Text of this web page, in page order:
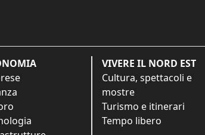
VIVERE IL NORD EST
Cultura, spettacoli e
mostre
Turismo e itinerari
Tempo libero